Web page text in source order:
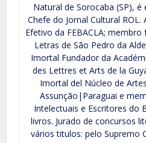
Natural de Sorocaba (SP),
Chefe do Jornal Cultural
Efetivo da FEBACLA;
Letras de São Pedro da
Imortal Fundador da
des Lettres et Arts de la
Imortal del Núcleo de
Assunção|Paraguai e
Intelectuais e Escritores do
livros. Jurado de concursos
vários titulos: pelo Supremo